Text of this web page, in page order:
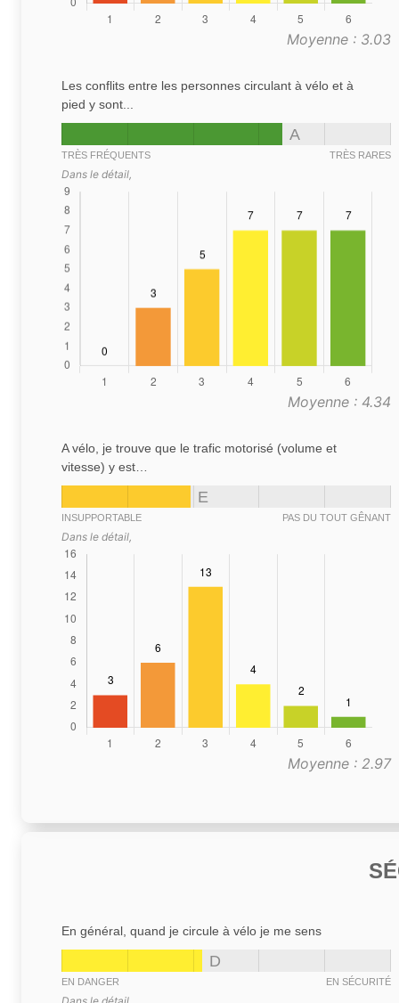
Moyenne : 3.03
Les conflits entre les personnes circulant à vélo et à
pied y sont...
A
TRÈS FRÉQUENTS TRÈS RARES
Dans le détail,
Moyenne : 4.34
A vélo, je trouve que le trafic motorisé (volume et
vitesse) y est…
E
INSUPPORTABLE PAS DU TOUT GÊNANT
Dans le détail,
Moyenne : 2.97
En général, quand je circule à vélo je me sens
D
EN DANGER EN SÉCURITÉ